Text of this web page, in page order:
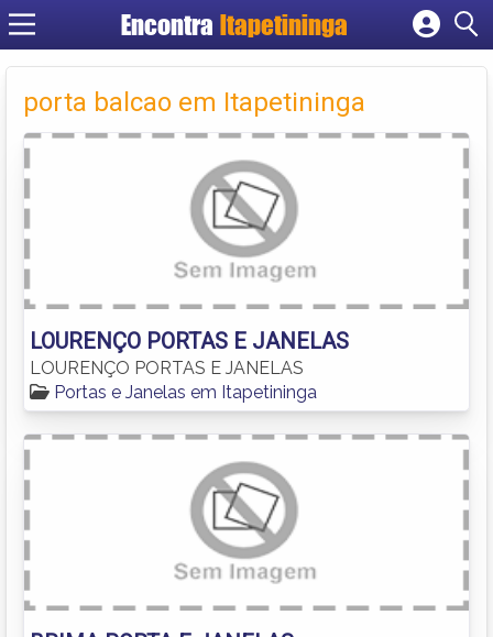
Encontra Itapetininga
Cadastrar empresa
Criar conta
porta balcao em Itapetininga
LOURENÇO PORTAS E JANELAS
LOURENÇO PORTAS E JANELAS
Portas e Janelas em Itapetininga